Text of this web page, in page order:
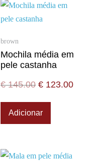
brown
Mochila média em
pele castanha
€145.00 € 123.00
Adicionar